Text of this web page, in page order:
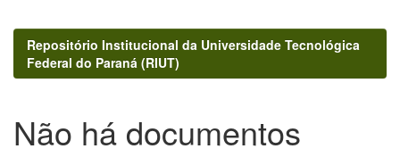
Repositório Institucional da Universidade Tecnológica
Federal do Paraná (RIUT)
Não há documentos